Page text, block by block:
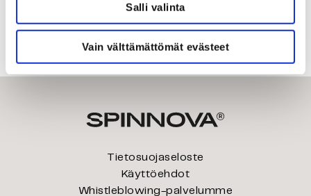
Salli valinta
Vain välttämättömät evästeet
Katso Spinnovan haastattelu aiheesta COP28-
ilmastokokouksestatäältä(englanniksi).
Tietosuojaseloste
Käyttöehdot
Whistleblowing-palvelumme